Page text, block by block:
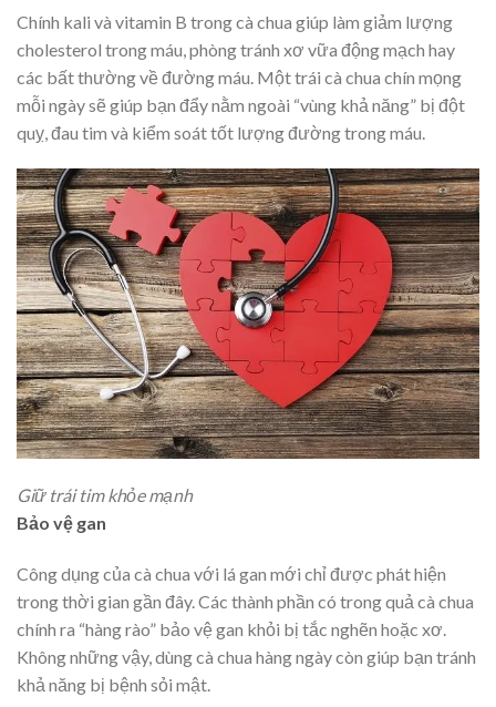
Chính kali và vitamin B trong cà chua giúp làm giảm lượng
cholesterol trong máu, phòng tránh xơ vữa động mạch hay
các bất thường về đường máu. Một trái cà chua chín mọng
mỗi ngày sẽ giúp bạn đẩy nằm ngoài “vùng khả năng” bị đột
quỵ, đau tim và kiểm soát tốt lượng đường trong máu.
Giữ trái tim khỏe mạnh
Bảo vệ gan
Công dụng của cà chua với lá gan mới chỉ được phát hiện
trong thời gian gần đây. Các thành phần có trong quả cà chua
chính ra “hàng rào” bảo vệ gan khỏi bị tắc nghẽn hoặc xơ.
Không những vậy, dùng cà chua hàng ngày còn giúp bạn tránh
khả năng bị bệnh sỏi mật.